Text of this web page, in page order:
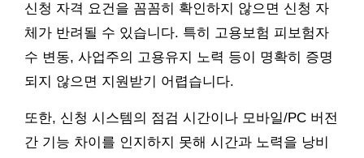
신청 자격 요건을 꼼꼼히 확인하지 않으면 신청 자
체가 반려될 수 있습니다. 특히 고용보험 피보험자
수 변동, 사업주의 고용유지 노력 등이 명확히 증명
되지 않으면 지원받기 어렵습니다.
또한, 신청 시스템의 점검 시간이나 모바일/PC 버전
간 기능 차이를 인지하지 못해 시간과 노력을 낭비